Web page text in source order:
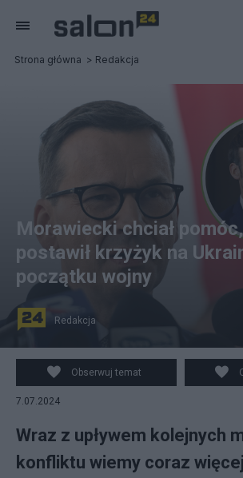
Strona główna Redakcja
Fot. PAP/EPA
Morawiecki chciał
postawił krzyżyk na
początku wojny
Redakcja
Obserwuj temat
7.07.2024
Wraz z upływem kolejnych
konfliktu wiemy coraz